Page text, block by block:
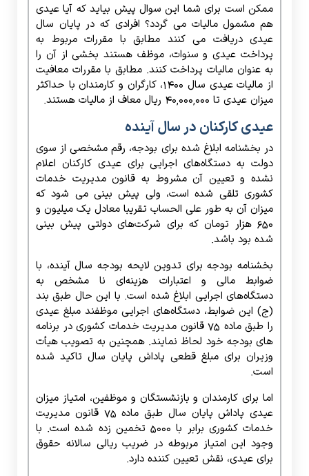
ممکن است برای شما این سوال پیش بیاید که آیا عیدی
هم مشمول مالیات می گردد؟ افرادی که در پایان سال
عیدی دریافت می کنند مطابق با مقررات مربوط به
پرداخت عیدی و سنوات، موظف هستند بخشی از آن را
به عنوان مالیات پرداخت کنند. مطابق با مقررات معافیت
از مالیات عیدی سال ۱۴۰۰، کارگران و کارمندان با حداکثر
میزان عیدی تا ۴۰,۰۰۰,۰۰۰ ریال معاف از مالیات هستند.
عیدی کارکنان در سال آینده
در بخشنامه ابلاغ شده برای بودجه، رقم مشخصی از سوی
دولت به دستگاه‌های اجرایی برای عیدی کارکنان اعلام
نشده و تعیین آن مشروط به قانون مدیریت خدمات
کشوری تلقی شده است، ولی پیش بینی می شود که
میزان آن به طور علی الحساب تقریبا معادل یک میلیون و
۶۵۰ هزار تومان که برای شرکت‌های دولتی پیش بینی
شده بود باشد.
بخشنامه بودجه برای تدوین لایحه بودجه سال آینده، با
ضوابط مالی و اعتبارات هزینه‌ای نا مشخص به
دستگاه‌های اجرایی ابلاغ شده است. با این حال طبق بند
(ج) این ضوابط، دستگاه‌های اجرایی موظفند مبلغ عیدی
را طبق ماده ۷۵ قانون مدیریت خدمات کشوری در برنامه
های بودجه خود لحاظ نمایند. همچنین به تصویب هیأت
وزیران برای مبلغ قطعی پاداش پایان سال تاکید شده
است.
اما برای کارمندان و بازنشستگان و موظفین، امتیاز میزان
عیدی پاداش پایان سال طبق ماده ۷۵ قانون مدیریت
خدمات کشوری برابر با ۵۰۰۰ تخمین زده شده است. با
وجود این امتیاز مربوطه در ضریب ریالی سالانه حقوق
برای عیدی، نقش تعیین کننده دارد.